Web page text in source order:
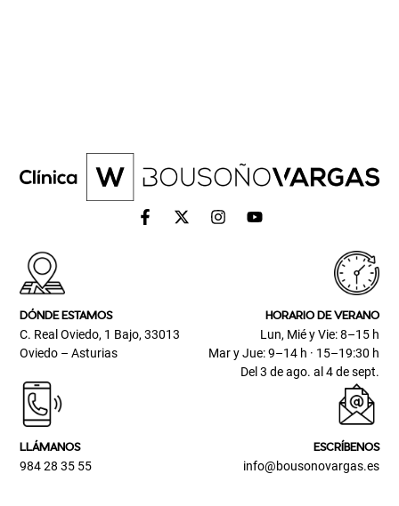
DÓNDE ESTAMOS
C. Real Oviedo, 1 Bajo, 33013
Oviedo – Asturias
HORARIO DE VERANO
Lun, Mié y Vie: 8–15 h
Mar y Jue: 9–14 h · 15–19:30 h
Del 3 de ago. al 4 de sept.
LLÁMANOS
984 28 35 55
ESCRÍBENOS
info@bousonovargas.es